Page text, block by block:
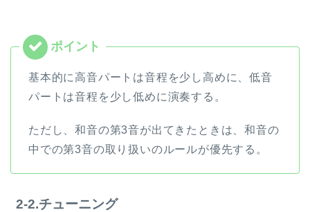
基本的に高音パートは音程を少し高めに、低音
パートは音程を少し低めに演奏する。
ただし、和音の第3音が出てきたときは、和音の
中での第3音の取り扱いのルールが優先する。
2-2.チューニング